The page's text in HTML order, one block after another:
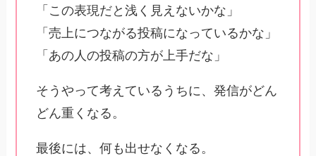
「この表現だと浅く見えないかな」
「売上につながる投稿になっているかな」
「あの人の投稿の方が上手だな」
そうやって考えているうちに、発信がどん
どん重くなる。
最後には、何も出せなくなる。